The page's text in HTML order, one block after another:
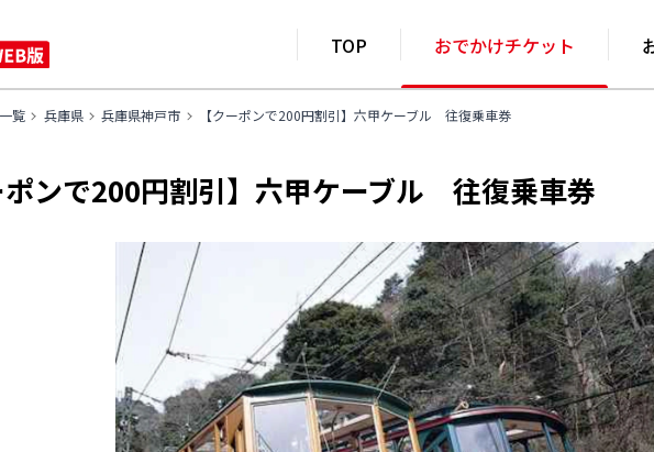
TOP おでかけチケット
覧 兵庫県 兵庫県神戸市 【クーポンで200円割引】六甲ケーブル 往復乗車券
ポンで200円割引】六甲ケーブル 往復乗車券